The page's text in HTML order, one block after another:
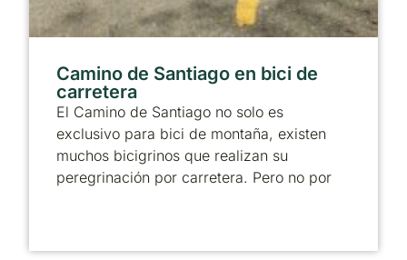
Camino de Santiago en bici de
carretera
El Camino de Santiago no solo es
exclusivo para bici de montaña, existen
muchos bicigrinos que realizan su
peregrinación por carretera. Pero no por